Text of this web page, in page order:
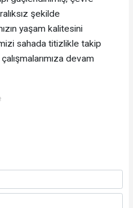
şekilde
yaşam kalitesini
sahada titizlikle takip
devam